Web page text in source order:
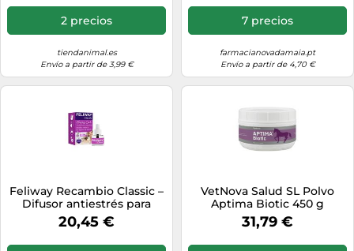
2 precios
tiendanimal.es
Envío a partir de 3,99 €
7 precios
farmacianovadamaia.pt
Envío a partir de 4,70 €
Feliway Recambio Classic –
Difusor antiestrés para
gatos – 48 ml
20,45 €
VetNova Salud SL Polvo
Aptima Biotic 450 g
31,79 €